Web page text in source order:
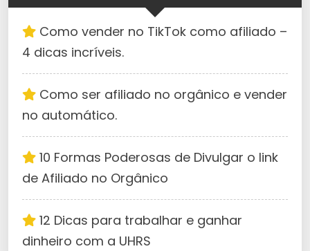
Como vender no TikTok como afiliado –
4 dicas incríveis.
Como ser afiliado no orgânico e vender
no automático.
10 Formas Poderosas de Divulgar o link
de Afiliado no Orgânico
12 Dicas para trabalhar e ganhar
dinheiro com a UHRS